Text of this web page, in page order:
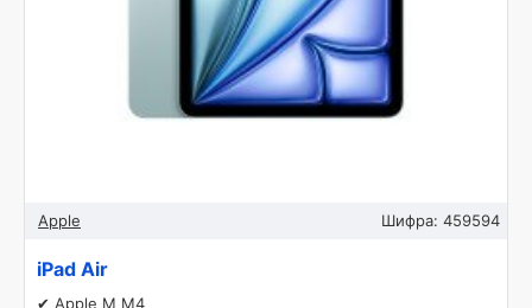
Apple Шифра: 459594
iPad Air
✔ Apple M M4